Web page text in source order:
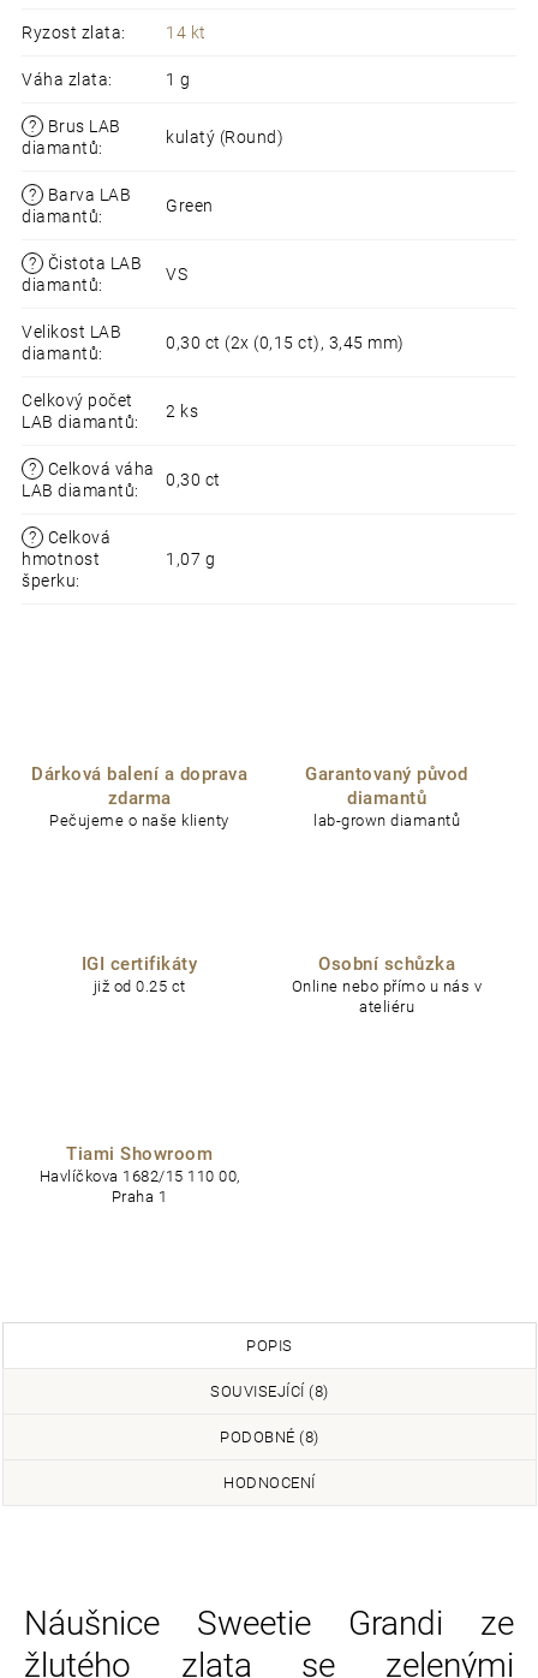
Ryzost zlata: 14 kt
Váha zlata: 1 g
?
Brus LAB
diamantů:
kulatý (Round)
?
Barva LAB
diamantů:
Green
?
Čistota LAB
diamantů:
VS
Velikost LAB
diamantů:
0,30 ct (2x (0,15 ct), 3,45 mm)
Celkový počet
LAB diamantů:
2 ks
?
Celková váha
LAB diamantů:
0,30 ct
?
Celková
hmotnost
šperku:
1,07 g
Dárková balení a doprava
zdarma
Pečujeme o naše klienty
Garantovaný původ
diamantů
lab-grown diamantů
IGI certifikáty
již od 0.25 ct
Osobní schůzka
Online nebo přímo u nás v
ateliéru
Tiami Showroom
Havlíčkova 1682/15 110 00,
Praha 1
POPIS
SOUVISEJÍCÍ (8)
PODOBNÉ (8)
HODNOCENÍ
Náušnice Sweetie Grandi ze
žlutého zlata se zelenými